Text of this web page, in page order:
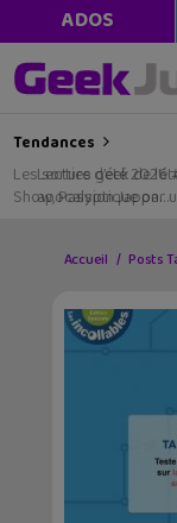
ADOS
Tendances
Les sorties geek de
Show, Passion Japon…
Accueil Posts